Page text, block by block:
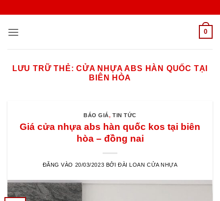
nội
0
LƯU TRỮ THẺ:CỬA NHỰA ABS HÀN QUỐC TẠI
BIÊN HÒA
BÁO GIÁ,TIN TỨC
Giá cửa nhựa abs hàn quốc kos tại biên
hòa – đồng nai
ĐĂNG VÀO 20/03/2023 BỞI ĐÀI LOAN CỬA NHỰA